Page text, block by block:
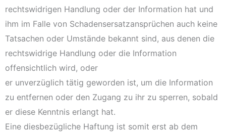
rechtswidrigen Handlung oder der Information hat und
ihm im Falle von Schadensersatzansprüchen auch keine
Tatsachen oder Umstände bekannt sind, aus denen die
rechtswidrige Handlung oder die Information
offensichtlich wird, oder
er unverzüglich tätig geworden ist, um die Information
zu entfernen oder den Zugang zu ihr zu sperren, sobald
er diese Kenntnis erlangt hat.
Eine diesbezügliche Haftung ist somit erst ab dem